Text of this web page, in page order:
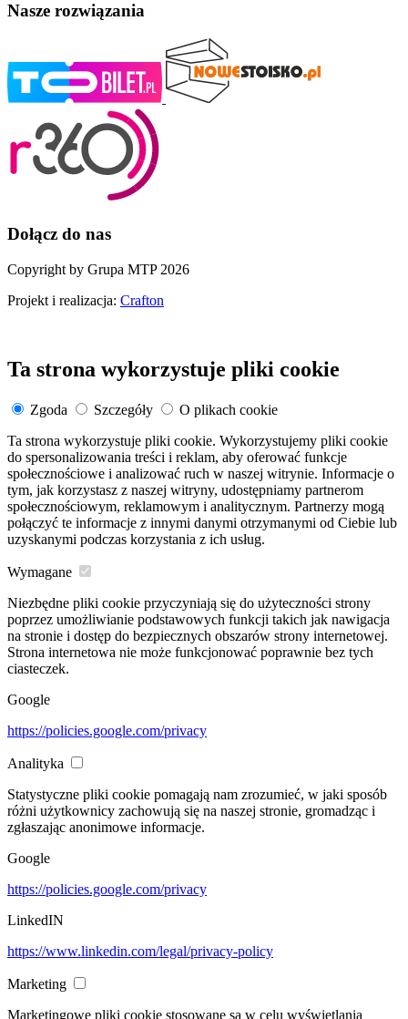
Nasze rozwiązania
Dołącz do nas
Copyright by Grupa MTP 2026
Projekt i realizacja: Crafton
Ta strona wykorzystuje pliki cookie
Zgoda Szczegóły
O plikach cookie
Ta strona wykorzystuje pliki cookie. Wykorzystujemy pliki cookie
do spersonalizowania treści i reklam, aby oferować funkcje
społecznościowe i analizować ruch w naszej witrynie. Informacje o
tym, jak korzystasz z naszej witryny, udostępniamy partnerom
społecznościowym, reklamowym i analitycznym. Partnerzy mogą
połączyć te informacje z innymi danymi otrzymanymi od Ciebie lub
uzyskanymi podczas korzystania z ich usług.
Wymagane
Niezbędne pliki cookie przyczyniają się do użyteczności strony
poprzez umożliwianie podstawowych funkcji takich jak nawigacja
na stronie i dostęp do bezpiecznych obszarów strony internetowej.
Strona internetowa nie może funkcjonować poprawnie bez tych
ciasteczek.
Google
https://policies.google.com/privacy
Analityka
Statystyczne pliki cookie pomagają nam zrozumieć, w jaki sposób
różni użytkownicy zachowują się na naszej stronie, gromadząc i
zgłaszając anonimowe informacje.
Google
https://policies.google.com/privacy
LinkedIN
https://www.linkedin.com/legal/privacy-policy
Marketing
Marketingowe pliki cookie stosowane są w celu wyświetlania